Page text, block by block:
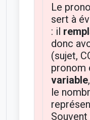
Le
sert à
: il
donc
(sujet,
pronom
variable
le